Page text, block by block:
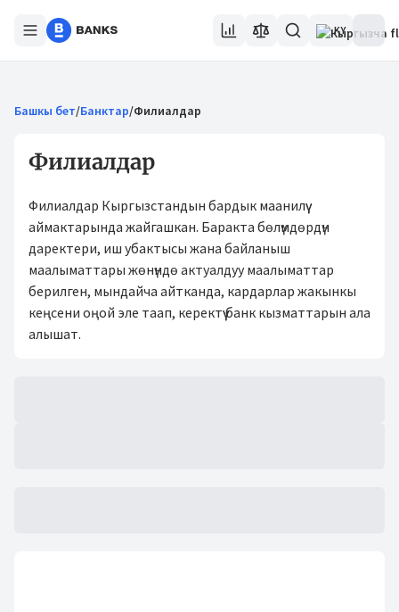
KY
Башкы бет/Банктар/Филиалдар
Филиалдар
Филиалдар Кыргызстандын бардык маанилүү
аймактарында жайгашкан. Баракта бөлүмдөрдүн
даректери, иш убактысы жана байланыш
маалыматтары жөнүндө актуалдуу маалыматтар
берилген, мындайча айтканда, кардарлар жакынкы
кеңсени оңой эле таап, керектүү банк кызматтарын ала
алышат.